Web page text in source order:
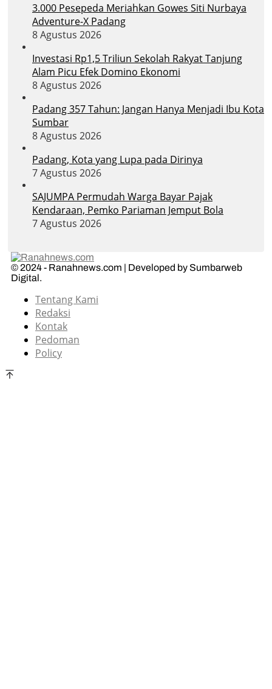
3.000 Pesepeda Meriahkan Gowes Siti Nurbaya
Adventure-X Padang
8 Agustus 2026
Investasi Rp1,5 Triliun Sekolah Rakyat Tanjung
Alam Picu Efek Domino Ekonomi
8 Agustus 2026
Padang 357 Tahun: Jangan Hanya Menjadi Ibu Kota
Sumbar
8 Agustus 2026
Padang, Kota yang Lupa pada Dirinya
7 Agustus 2026
SAJUMPA Permudah Warga Bayar Pajak
Kendaraan, Pemko Pariaman Jemput Bola
7 Agustus 2026
© 2024 - Ranahnews.com | Developed by Sumbarweb
Digital.
Tentang Kami
Redaksi
Kontak
Pedoman
Policy